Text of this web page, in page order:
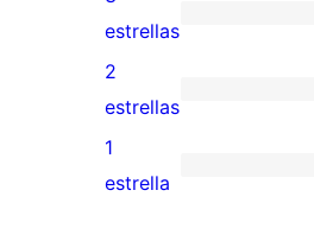
estrellas
de
4
estrellas
5
valoraciones
de
3
estrellas
estrellas
1
valoración
de
2
estrellas
2
1
estrella